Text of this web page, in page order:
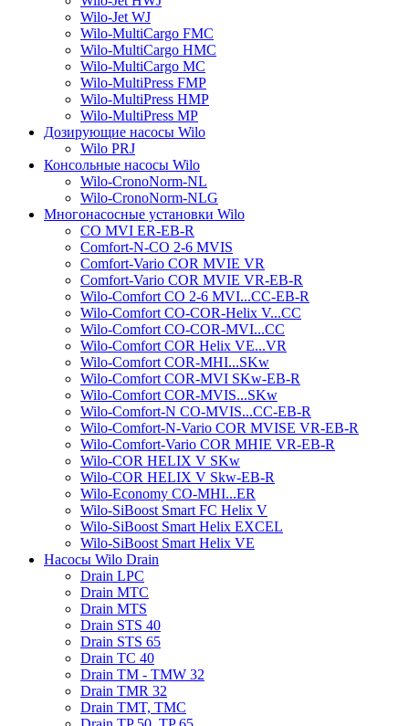
Wilo-Jet WJ
Wilo-MultiCargo FMC
Wilo-MultiCargo HMC
Wilo-MultiCargo MC
Wilo-MultiPress FMP
Wilo-MultiPress HMP
Wilo-MultiPress MP
Дозирующие насосы Wilo
Wilo PRJ
Консольные насосы Wilo
Wilo-CronoNorm-NL
Wilo-CronoNorm-NLG
Многонасосные установки Wilo
CO MVI ER-EB-R
Comfort-N-CO 2-6 MVIS
Comfort-Vario COR MVIE VR
Comfort-Vario COR MVIE VR-EB-R
Wilo-Comfort CO 2-6 MVI...CC-EB-R
Wilo-Comfort CO-COR-Helix V...CC
Wilo-Comfort CO-COR-MVI...CC
Wilo-Comfort COR Helix VE...VR
Wilo-Comfort COR-MHI...SKw
Wilo-Comfort COR-MVI SKw-EB-R
Wilo-Comfort COR-MVIS...SKw
Wilo-Comfort-N CO-MVIS...CC-EB-R
Wilo-Comfort-N-Vario COR MVISE VR-EB-R
Wilo-Comfort-Vario COR MHIE VR-EB-R
Wilo-COR HELIX V SKw
Wilo-COR HELIX V Skw-EB-R
Wilo-Economy CO-MHI...ER
Wilo-SiBoost Smart FC Helix V
Wilo-SiBoost Smart Helix EXCEL
Wilo-SiBoost Smart Helix VE
Насосы Wilo Drain
Drain LPC
Drain MTC
Drain MTS
Drain STS 40
Drain STS 65
Drain TC 40
Drain TM - TMW 32
Drain TMR 32
Drain TMT, TMC